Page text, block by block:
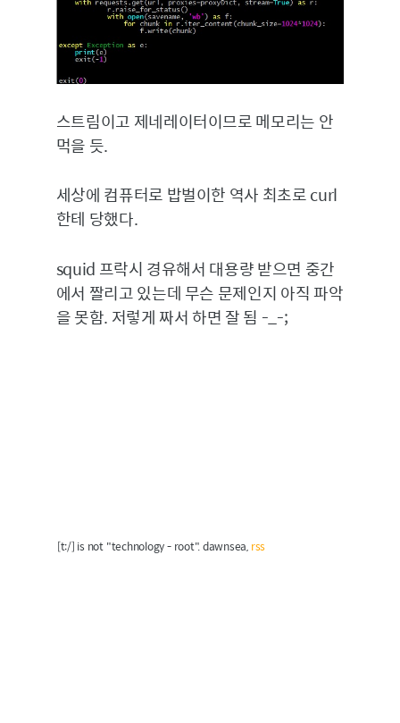
스트림이고 제네레이터이므로 메모리는 안
먹을 듯.
세상에 컴퓨터로 밥벌이한 역사 최초로 curl
한테 당했다.
squid 프락시 경유해서 대용량 받으면 중간
에서 짤리고 있는데 무슨 문제인지 아직 파악
을 못함. 저렇게 짜서 하면 잘 됨 -_-;
[t:/] is not "technology - root". dawnsea, rss